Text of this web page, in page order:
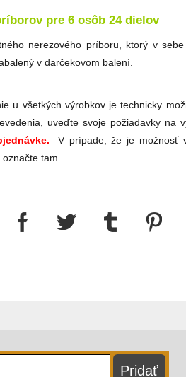
pre 6 osôb 24 dielov
nerezového príboru, ktorý v
v darčekovom balení.
u všetkých výrobkov je technicky
uveďte svoje požiadavky na
V prípade, že je možnosť
tam.